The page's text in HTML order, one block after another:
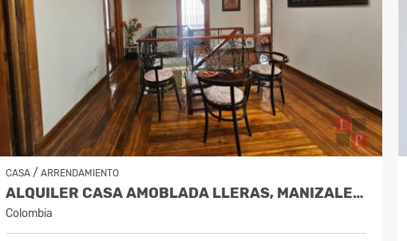
CASA / ARRENDAMIENTO
ALQUILER CASA AMOBLADA LLERAS, MANIZALES, CÓDIGO 10088372
Colombia